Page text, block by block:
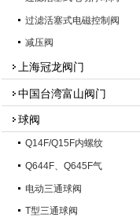
过滤活塞式电磁控制阀
减压阀
上海冠龙阀门
中国台湾富山阀门
球阀
Q14F/Q15F内螺纹
Q644F、Q645F气
电动三通球阀
T型三通球阀